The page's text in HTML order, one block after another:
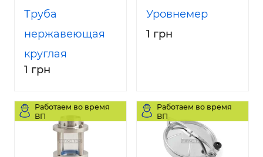
Труба
нержавеющая
круглая
1 грн
Уровнемер
1 грн
Работаем во время
ВП
Работаем во время
ВП